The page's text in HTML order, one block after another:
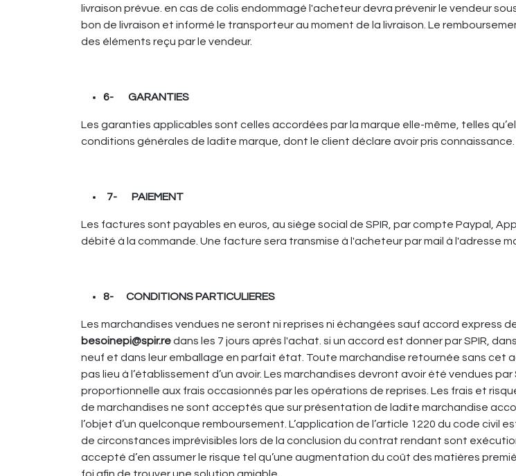
livraison prévue. en cas de colis endommagé l'acheteur devra prévenir le vendeur
bon de livraison et informé le transporteur au moment de la livraison. Le
des éléments reçu par le vendeur.
6- GARANTIES
Les garanties applicables sont celles accordées par la marque elle-même, telles
conditions générales de ladite marque, dont le client déclare avoir pris connaissance.
​7- PAIEMENT
Les factures sont payables en euros, au siège social de SPIR, par compte Paypal,
débité à la commande. Une facture sera transmise à l'acheteur par mail à l'adresse
8- CONDITIONS PARTICULIERES
Les marchandises vendues ne seront ni reprises ni échangées sauf accord express
besoinepi@spir.redans les 7 jours après l'achat. si un accord est donner par SPIR,
neuf et dans leur emballage en parfait état. Toute marchandise retournée sans cet
pas lieu à l’établissement d’un avoir. Les marchandises devront avoir été vendues
proportionnelle aux frais occasionnés par les opérations de reprises. Les frais et
de marchandises ne sont acceptés que sur présentation de ladite marchandise
l’objet d’un quelconque remboursement. L’application de l’article 1220 du code civil
de circonstances imprévisibles lors de la conclusion du contrat rendant sont
accepté d’en assumer le risque tel qu’une augmentation du coût des matières